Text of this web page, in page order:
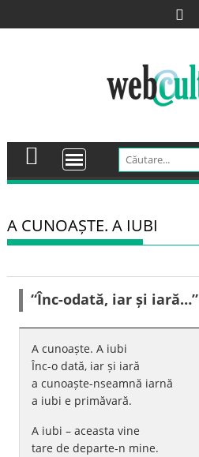
to
A CUNOAȘTE. A IUBI
“Înc-odată, iar și iară…”
A cunoaște. A iubi
Înc-o dată, iar și iară
a cunoaște-nseamnă iarnă
a iubi e primăvară.
A iubi – aceasta vine
tare de departe-n mine.